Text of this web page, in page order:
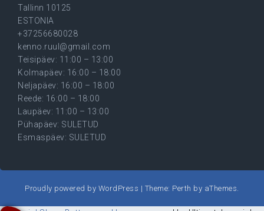
Tallinn 10125
ESTONIA
+37256680028
kenno.ruul@gmail.com
Teisipäev: 11:00 – 13:00
Kolmapäev: 16:00 – 18:00
Neljapäev: 16:00 – 18:00
Reede: 16:00 – 18:00
Laupäev: 11:00 – 13:00
Pühapäev: SULETUD
Esmaspäev: SULETUD
Proudly powered by WordPress | Theme: Perth by aThemes.